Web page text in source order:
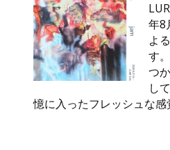
年8
よ
す
つ
し
憶に入ったフレッシュな感